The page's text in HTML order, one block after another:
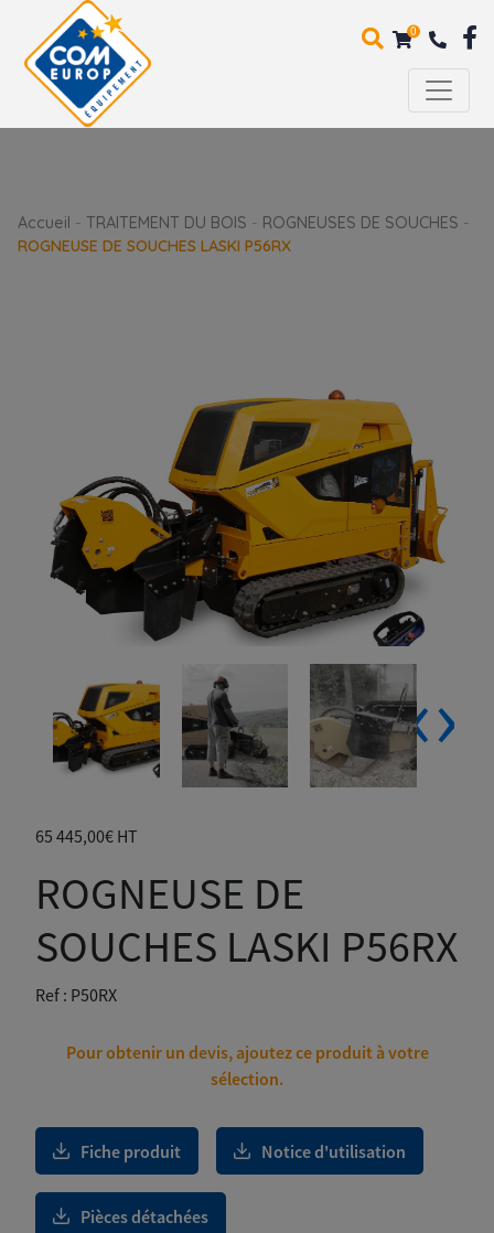
0
Accueil - TRAITEMENT DU BOIS - ROGNEUSES DE SOUCHES -
ROGNEUSE DE SOUCHES LASKI P56RX
‹›
65 445,00€ HT
ROGNEUSE DE
SOUCHES LASKI P56RX
Ref : P50RX
Pour obtenir un devis, ajoutez ce produit à votre
sélection.
Fiche produit Notice d'utilisation
Pièces détachées